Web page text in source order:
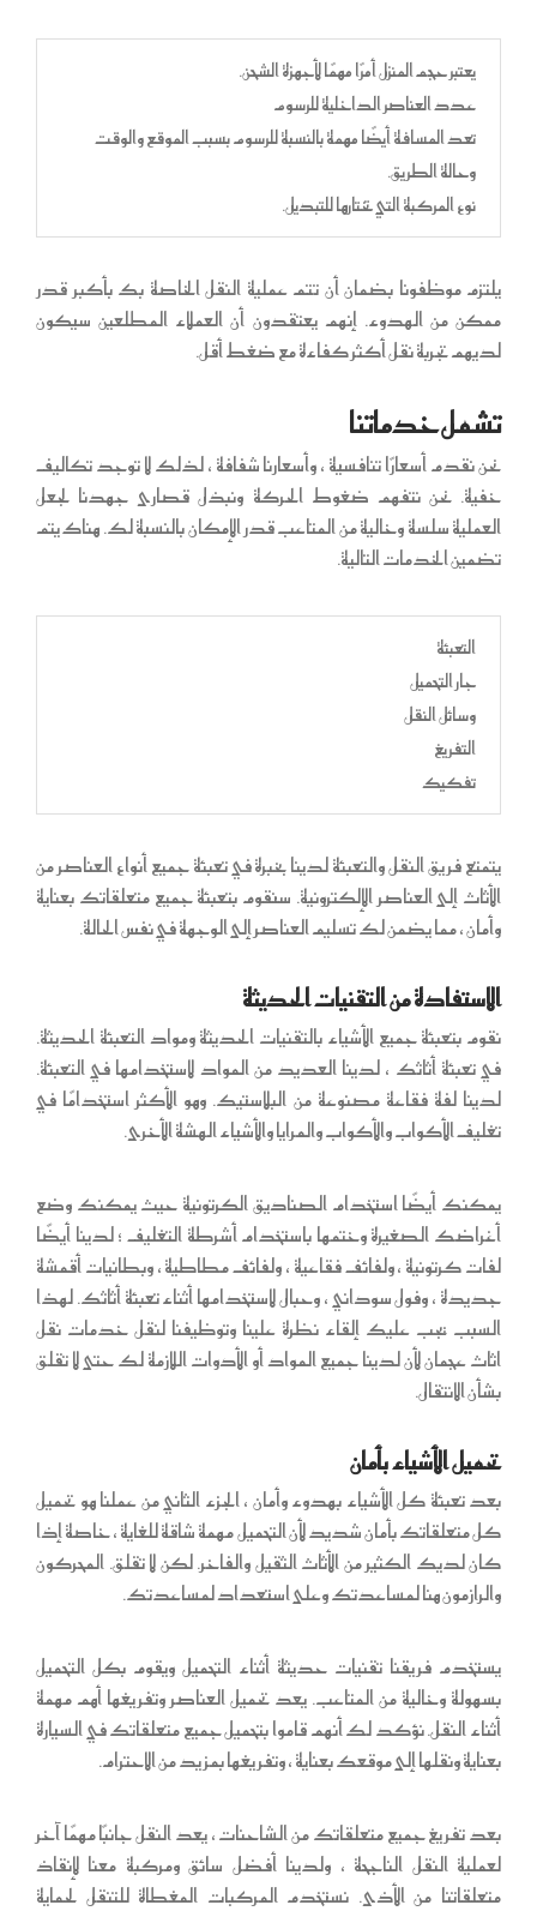
يعتبر حجم المنزل أمرًا مهمًا لأجهزة الشحن.
عدد العناصر الداخلية للرسوم
تعد المسافة أيضًا مهمة بالنسبة للرسوم بسبب الموقع والوقت
وحالة الطريق.
نوع المركبة التي تختارها للتبديل.
يلتزم موظفونا بضمان أن تتم عملية النقل الخاصة بك بأكبر قدر
ممكن من الهدوء. إنهم يعتقدون أن العملاء المطلعين سيكون
لديهم تجربة نقل أكثر كفاءة مع ضغط أقل.
تشمل خدماتنا
نحن نقدم أسعارًا تنافسية ، وأسعارنا شفافة ، لذلك لا توجد تكاليف
خفية. نحن نتفهم ضغوط الحركة ونبذل قصارى جهدنا لجعل
العملية سلسة وخالية من المتاعب قدر الإمكان بالنسبة لك. هناك يتم
تضمين الخدمات التالية.
التعبئة
جار التحميل
وسائل النقل
التفريغ
تفكيك
يتمتع فريق النقل والتعبئة لدينا بخبرة في تعبئة جميع أنواع العناصر من
الأثاث إلى العناصر الإلكترونية. سنقوم بتعبئة جميع متعلقاتك بعناية
وأمان ، مما يضمن لك تسليم العناصر إلى الوجهة في نفس الحالة.
الاستفادة من التقنيات الحديثة
نقوم بتعبئة جميع الأشياء بالتقنيات الحديثة ومواد التعبئة الحديثة.
في تعبئة أثاثك ، لدينا العديد من المواد لاستخدامها في التعبئة.
لدينا لفة فقاعة مصنوعة من البلاستيك. وهو الأكثر استخدامًا في
تغليف الأكواب والأكواب والمرايا والأشياء الهشة الأخرى.
يمكنك أيضًا استخدام الصناديق الكرتونية حيث يمكنك وضع
أغراضك الصغيرة وختمها باستخدام أشرطة التغليف ؛ لدينا أيضًا
لفات كرتونية ، ولفائف فقاعية ، ولفائف مطاطية ، وبطانيات أقمشة
جديدة ، وفول سوداني ، وحبال لاستخدامها أثناء تعبئة أثاثك. لهذا
السبب يجب عليك إلقاء نظرة علينا وتوظيفنا لنقل خدمات نقل
اثاث عجمان لأن لدينا جميع المواد أو الأدوات اللازمة لك حتى لا تقلق
بشأن الانتقال.
تحميل الأشياء بأمان
بعد تعبئة كل الأشياء بهدوء وأمان ، الجزء الثاني من عملنا هو تحميل
كل متعلقاتك بأمان شديد لأن التحميل مهمة شاقة للغاية ، خاصة إذا
كان لديك الكثير من الأثاث الثقيل والفاخر. لكن لا تقلق. المحركون
والرازمون هنا لمساعدتك وعلى استعداد لمساعدتك.
يستخدم فريقنا تقنيات حديثة أثناء التحميل ويقوم بكل التحميل
بسهولة وخالية من المتاعب. يعد تحميل العناصر وتفريغها أهم مهمة
أثناء النقل. نؤكد لك أنهم قاموا بتحميل جميع متعلقاتك في السيارة
بعناية ونقلها إلى موقعك بعناية ، وتفريغها بمزيد من الاحترام.
بعد تفريغ جميع متعلقاتك من الشاحنات ، يعد النقل جانبًا مهمًا آخر
لعملية النقل الناجحة ، ولدينا أفضل سائق ومركبة معنا لإنقاذ
متعلقاتنا من الأذى. نستخدم المركبات المغطاة للتنقل لحماية